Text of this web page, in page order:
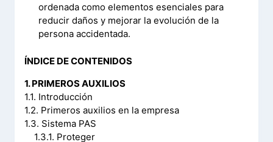
ordenada como elementos esenciales para
reducir daños y mejorar la evolución de la
persona accidentada.
ÍNDICE DE CONTENIDOS
1. PRIMEROS AUXILIOS
1.1. Introducción
1.2. Primeros auxilios en la empresa
1.3. Sistema PAS
1.3.1. Proteger